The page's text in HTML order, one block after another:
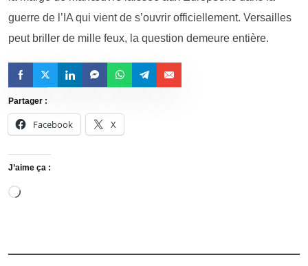
guerre de l’IA qui vient de s’ouvrir officiellement. Versailles
peut briller de mille feux, la question demeure entière.
Partager :
Facebook X
J’aime ça :